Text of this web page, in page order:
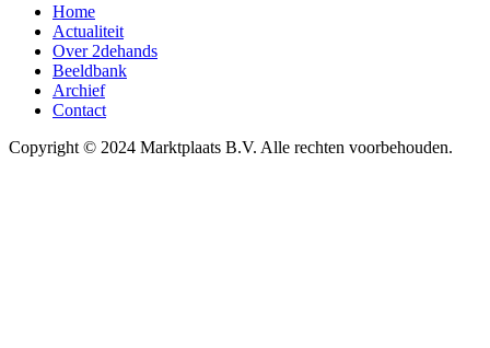
Home
Actualiteit
Over 2dehands
Beeldbank
Archief
Contact
Copyright © 2024 Marktplaats B.V. Alle rechten voorbehouden.